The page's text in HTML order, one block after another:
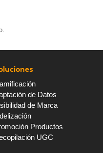
de Datos
de Marca
Productos
UGC